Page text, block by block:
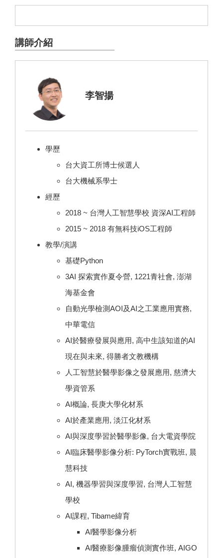
講師介紹
李智揚
學歷
台大資工所博士候選人
台大機械系學士
經歷
2018 ~ 台灣人工智慧學校 資深AI工程師
2015 ~ 2018 有無科技iOS工程師
教學/演講
基礎Python
3AI 探索實作夏令營, 1221青社會, 澎湖
海基金會
自動光學檢測AOI及AI之工業應用實務,
中華電信
AI於醫療發展與應用, 高中生該知道的AI
現在與未來, 得勝者文教機構
人工智慧於醫學影像之發展應用, 慈濟大
學資管系
AI概論, 長庚大學化材系
AI於產業應用, 淡江化材系
AI與深度學習於醫學影像, 台大電資學院
AI臨床醫學影像分析: PyTorch實戰班, 晨
慧科技
AI, 機器學習與深度學習, 台灣人工智慧
學校
AI課程, Tibame緯育
AI醫學影像分析
AI醫療影像腫瘤偵測實作班, AIGO